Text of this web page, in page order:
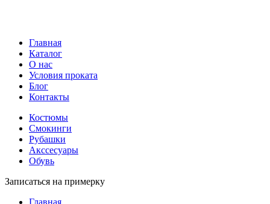
Главная
Каталог
О нас
Условия проката
Блог
Контакты
Костюмы
Смокинги
Рубашки
Акссесуары
Обувь
Записаться на примерку
Главная